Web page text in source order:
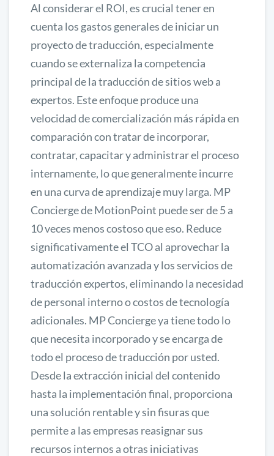
Al considerar el ROI, es crucial tener en
cuenta los gastos generales de iniciar un
proyecto de traducción, especialmente
cuando se externaliza la competencia
principal de la traducción de sitios web a
expertos. Este enfoque produce una
velocidad de comercialización más rápida en
comparación con tratar de incorporar,
contratar, capacitar y administrar el proceso
internamente, lo que generalmente incurre
en una curva de aprendizaje muy larga. MP
Concierge de MotionPoint puede ser de 5 a
10 veces menos costoso que eso. Reduce
significativamente el TCO al aprovechar la
automatización avanzada y los servicios de
traducción expertos, eliminando la necesidad
de personal interno o costos de tecnología
adicionales. MP Concierge ya tiene todo lo
que necesita incorporado y se encarga de
todo el proceso de traducción por usted.
Desde la extracción inicial del contenido
hasta la implementación final, proporciona
una solución rentable y sin fisuras que
permite a las empresas reasignar sus
recursos internos a otras iniciativas